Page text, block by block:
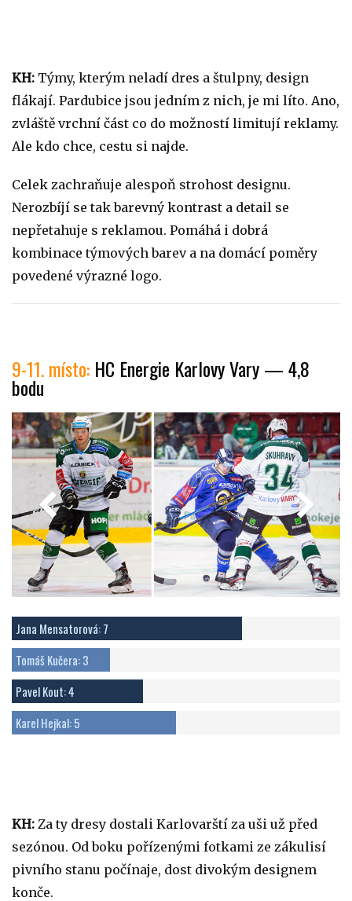
KH: Týmy, kterým neladí dres a štulpny, design
flákají. Pardubice jsou jedním z nich, je mi líto. Ano,
zvláště vrchní část co do možností limitují reklamy.
Ale kdo chce, cestu si najde.
Celek zachraňuje alespoň strohost designu.
Nerozbíjí se tak barevný kontrast a detail se
nepřetahuje s reklamou. Pomáhá i dobrá
kombinace týmových barev a na domácí poměry
povedené výrazné logo.
9-11. místo: HC Energie Karlovy Vary — 4,8
bodu
Jana Mensatorová: 7
Tomáš Kučera: 3
Pavel Kout: 4
Karel Hejkal: 5
KH: Za ty dresy dostali Karlovarští za uši už před
sezónou. Od boku pořízenými fotkami ze zákulisí
pivního stanu počínaje, dost divokým designem
konče.